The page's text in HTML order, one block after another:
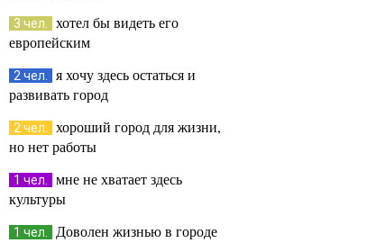
3 чел.
хотел бы видеть его
европейским
2 чел.
я хочу здесь остаться и
развивать город
2 чел.
хороший город для жизни,
но нет работы
1 чел.
мне не хватает здесь
культуры
1 чел. Доволен жизнью в городе